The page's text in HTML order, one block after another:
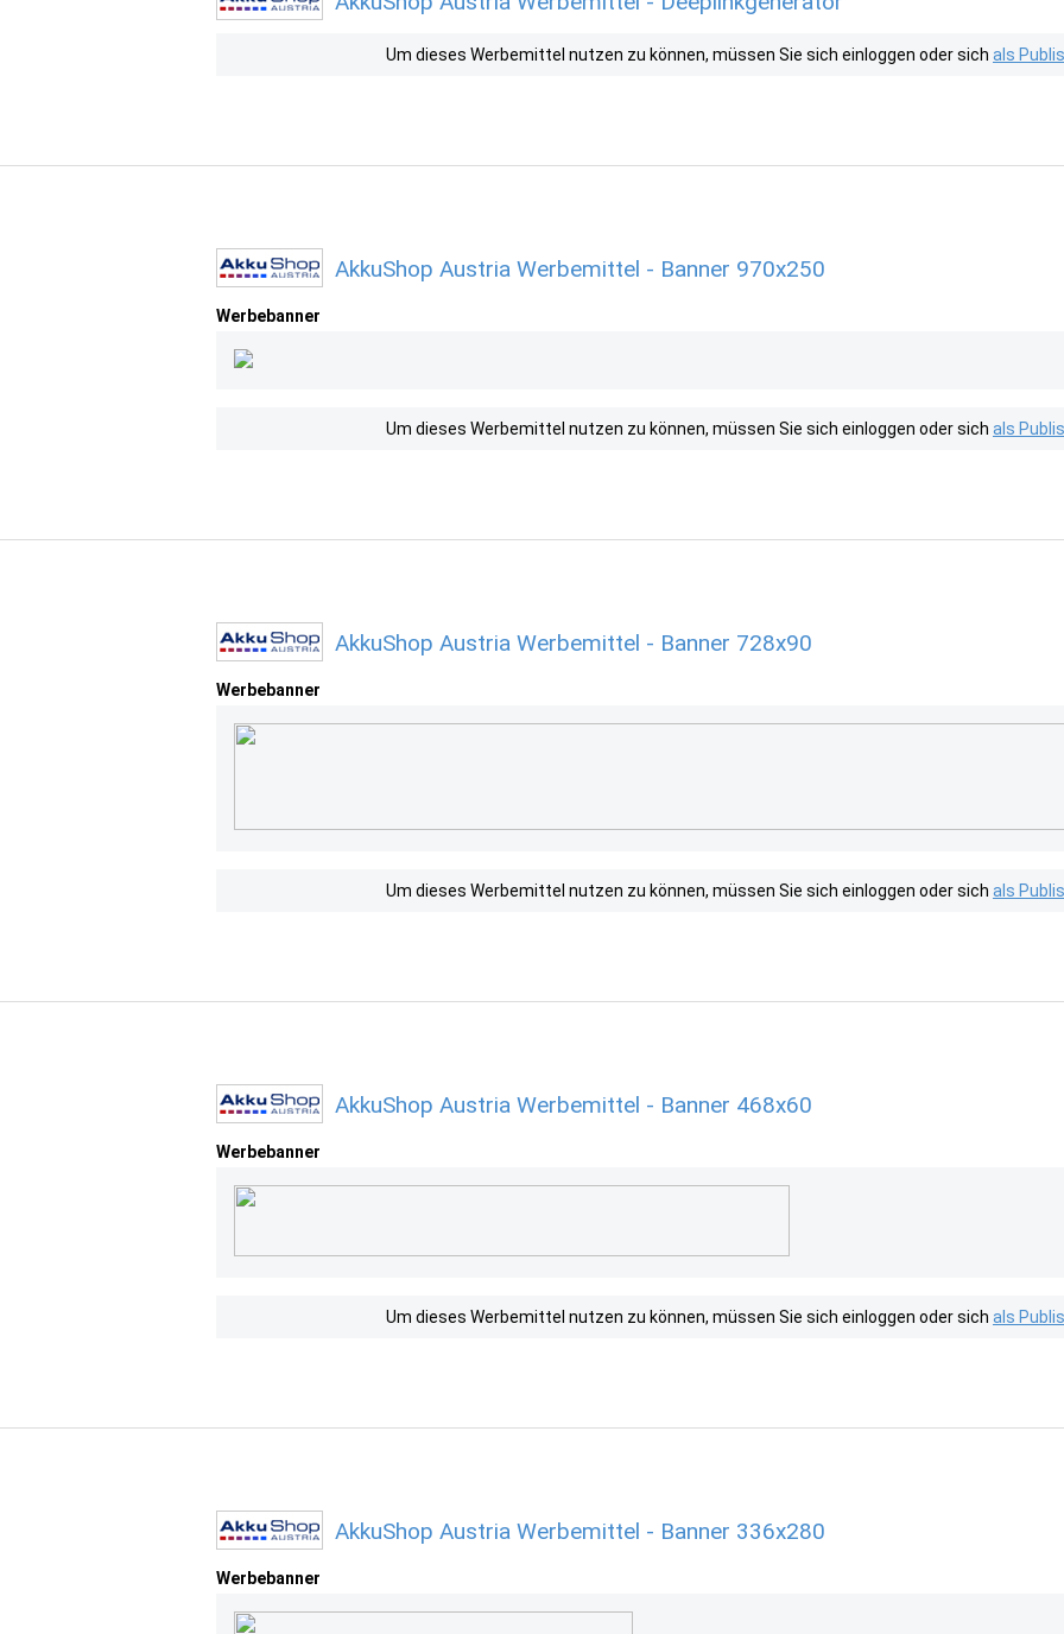
Um dieses Werbemittel nutzen zu können, müssen Sie sich einloggen oder sich als
AkkuShop Austria Werbemittel - Banner 970x250
Werbebanner
Um dieses Werbemittel nutzen zu können, müssen Sie sich einloggen oder sich als
AkkuShop Austria Werbemittel - Banner 728x90
Werbebanner
Um dieses Werbemittel nutzen zu können, müssen Sie sich einloggen oder sich als
AkkuShop Austria Werbemittel - Banner 468x60
Werbebanner
Um dieses Werbemittel nutzen zu können, müssen Sie sich einloggen oder sich als
AkkuShop Austria Werbemittel - Banner 336x280
Werbebanner